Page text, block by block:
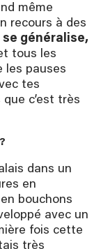
même
recours à des
se généralise,
tous les
les pauses
tes
c’est très
dans un
en
bouchons
avec un
fois cette
très